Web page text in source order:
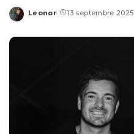
Posted
Leonor 13 septembre 2025